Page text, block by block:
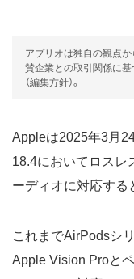
アプリオは独自の観点か
賛企業との取引関係に基
（編集方針）。
Appleは2025年3月24
18.4においてロスレ
ーディオに対応する
これまでAirPodsシ
Apple Vision Proと